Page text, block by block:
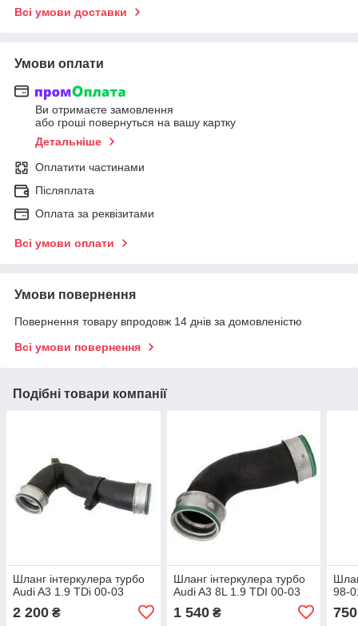
Всі умови доставки
Умови оплати
Ви отримаєте замовлення
або гроші повернуться на вашу картку
Детальніше
Оплатити частинами
Післяплата
Оплата за реквізитами
Всі умови оплати
Умови повернення
Повернення товару впродовж 14 днів за домовленістю
Всі умови повернення
Подібні товари компанії
Шланг інтеркулера турбо
Audi A3 1.9 TDi 00-03
2 200 ₴
Шланг інтеркулера турбо
Audi A3 8L 1.9 TDI 00-03
1 540₴
98-
750